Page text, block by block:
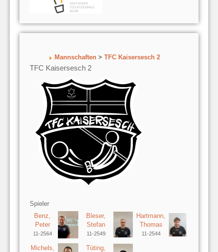
Mannschaften > TFC Kaisersesch 2
TFC Kaisersesch 2
Spieler
Benz,
Peter
11-2564
Bleser,
Stefan
11-2549
Hartmann,
Thomas
11-2544
Michels,
Tüting,